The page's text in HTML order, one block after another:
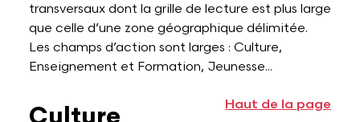
transversaux dont la grille de lecture est plus large
que celle d’une zone géographique délimitée.
Les champs d’action sont larges : Culture,
Enseignement et Formation, Jeunesse...
Haut de la page